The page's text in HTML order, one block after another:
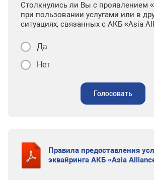
Столкнулись ли Вы с проявлением
при пользовании услугами или в
ситуациях, связанных с АКБ «Asia
Да
Нет
Голосовать
Правила предоставления
эквайринга АКБ «Asia